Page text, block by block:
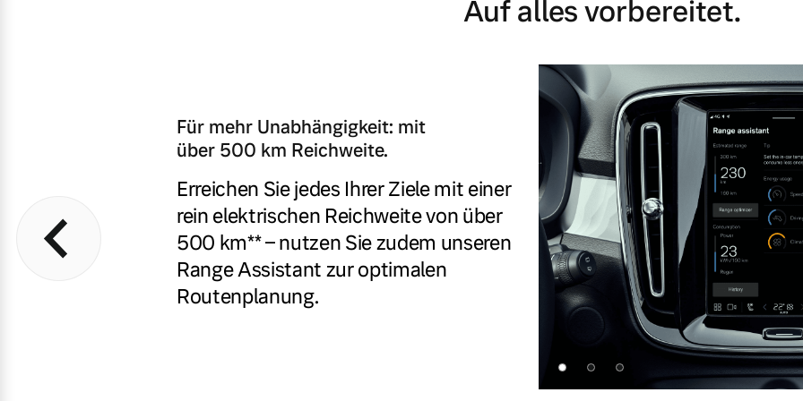
Volvo Selekt Gebrauchtwagen
Die Neuwagenalternative
Mehr erfahren
Aktuelle Zubehörangebote
Aktuelle Serviceangebote
Sie erhalten bei uns eine Vielzahl von Original Volvo Winter- und Sommer Kompletträder.
Auf alles vorbereitet.
Für mehr Unabhängigkeit: mit
über 500 km Reichweite.
Erreichen Sie jedes Ihrer Ziele mit einer
rein elektrischen Reichweite von über
500 km** – nutzen Sie zudem unseren
Range Assistant zur optimalen
Routenplanung.